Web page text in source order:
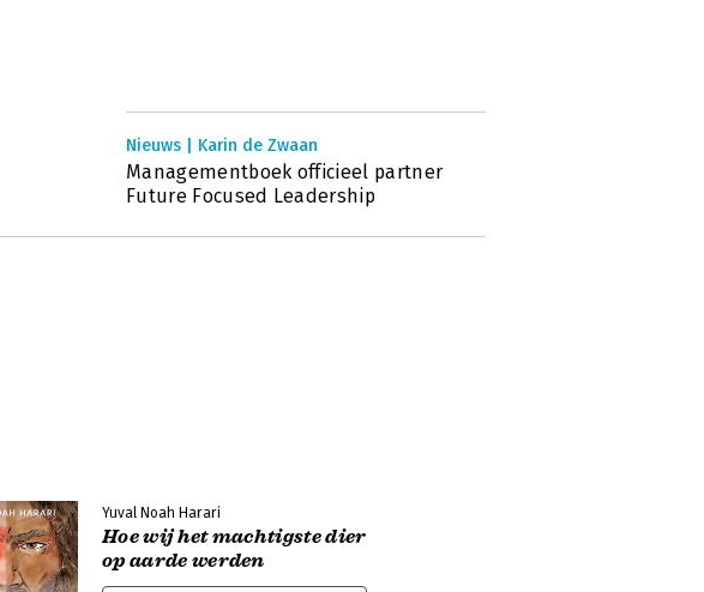
Nieuws | Karin de Zwaan
Managementboek officieel partner
Future Focused Leadership
Yuval Noah Harari
Hoe wij het machtigste dier
op aarde werden